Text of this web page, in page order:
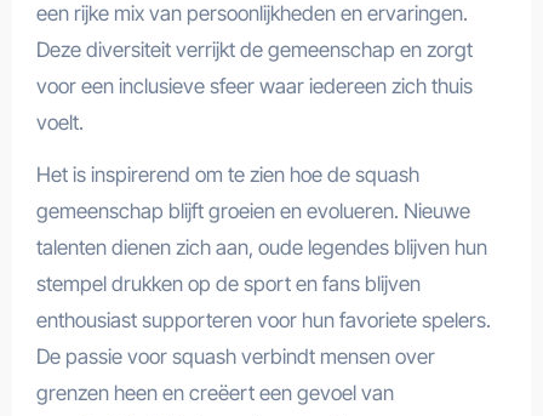
een rijke mix van persoonlijkheden en ervaringen.
Deze diversiteit verrijkt de gemeenschap en zorgt
voor een inclusieve sfeer waar iedereen zich thuis
voelt.
Het is inspirerend om te zien hoe de squash
gemeenschap blijft groeien en evolueren. Nieuwe
talenten dienen zich aan, oude legendes blijven hun
stempel drukken op de sport en fans blijven
enthousiast supporteren voor hun favoriete spelers.
De passie voor squash verbindt mensen over
grenzen heen en creëert een gevoel van